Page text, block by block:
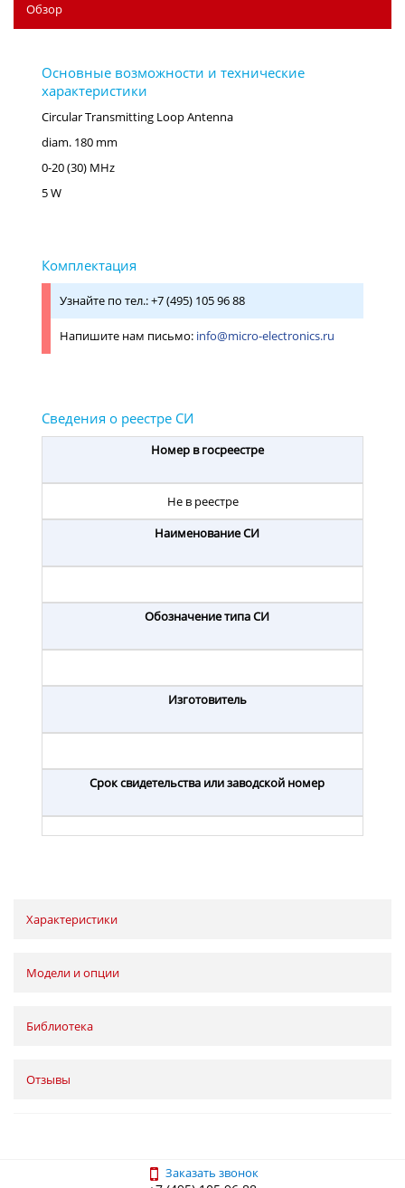
Обзор
Circular Transmitting Loop Antenna
diam. 180 mm
0-20 (30) MHz
5 W
Узнайте по тел.: +7 (495) 105 96 88
Напишите нам письмо: info@micro-electronics.ru
Номер в госреестре
Не в реестре
Наименование СИ
Обозначение типа СИ
Изготовитель
Срок свидетельства или заводской номер
Характеристики
Модели и опции
Библиотека
Отзывы
Заказать звонок